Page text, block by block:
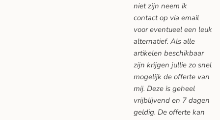
niet zijn neem ik
contact op via email
voor eventueel een leuk
alternatief. Als alle
artikelen beschikbaar
zijn krijgen jullie zo snel
mogelijk de offerte van
mij. Deze is geheel
vrijblijvend en 7 dagen
geldig. De offerte kan